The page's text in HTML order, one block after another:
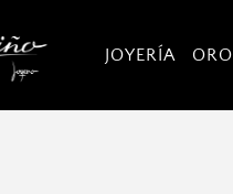
JOYERÍA ORO